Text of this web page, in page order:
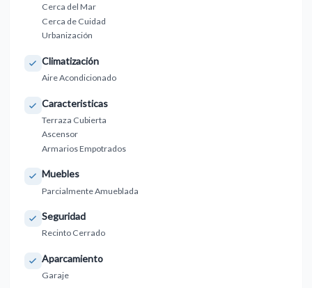
Cerca del Mar
Cerca de Cuidad
Urbanización
Climatización
Aire Acondicionado
Caracteristicas
Terraza Cubierta
Ascensor
Armarios Empotrados
Muebles
Parcialmente Amueblada
Seguridad
Recinto Cerrado
Aparcamiento
Garaje